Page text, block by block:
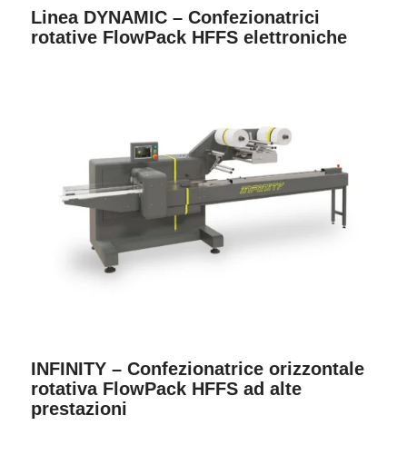
Linea DYNAMIC – Confezionatrici
rotative FlowPack HFFS elettroniche
INFINITY – Confezionatrice orizzontale
rotativa FlowPack HFFS ad alte
prestazioni